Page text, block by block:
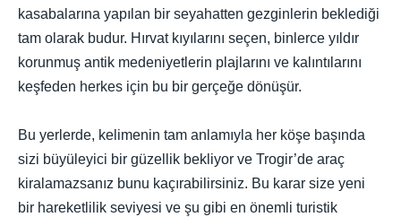
kasabalarına yapılan bir seyahatten gezginlerin beklediği
tam olarak budur. Hırvat kıyılarını seçen, binlerce yıldır
korunmuş antik medeniyetlerin plajlarını ve kalıntılarını
keşfeden herkes için bu bir gerçeğe dönüşür.
Bu yerlerde, kelimenin tam anlamıyla her köşe başında
sizi büyüleyici bir güzellik bekliyor ve Trogir’de araç
kiralamazsanız bunu kaçırabilirsiniz. Bu karar size yeni
bir hareketlilik seviyesi ve şu gibi en önemli turistik